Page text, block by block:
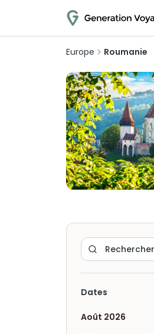
Europe Roumanie
Dates
Août 2026